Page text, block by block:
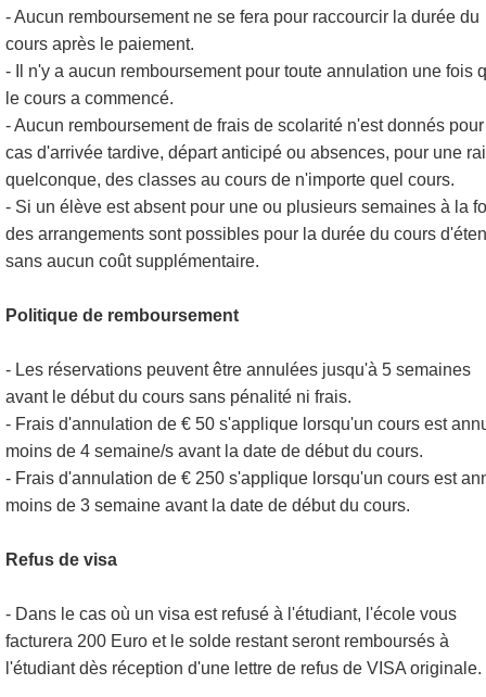
- Aucun remboursement ne se fera pour raccourcir la durée du
cours après le paiement.
- Il n'y a aucun remboursement pour toute annulation une fois
le cours a commencé.
- Aucun remboursement de frais de scolarité n'est donnés
cas d'arrivée tardive, départ anticipé ou absences, pour une
quelconque, des classes au cours de n'importe quel cours.
- Si un élève est absent pour une ou plusieurs semaines à la
des arrangements sont possibles pour la durée du cours
sans aucun coût supplémentaire.
Politique de remboursement
- Les réservations peuvent être annulées jusqu'à 5 semaines
avant le début du cours sans pénalité ni frais.
- Frais d'annulation de € 50 s'applique lorsqu'un cours est
moins de 4 semaine/s avant la date de début du cours.
- Frais d'annulation de € 250 s'applique lorsqu'un cours est
moins de 3 semaine avant la date de début du cours.
Refus de visa
- Dans le cas où un visa est refusé à l'étudiant, l'école vous
facturera 200 Euro et le solde restant seront remboursés à
l'étudiant dès réception d'une lettre de refus de VISA originale.